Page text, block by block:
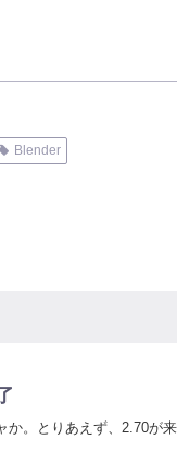
Blender
。とりあえず、2.70が